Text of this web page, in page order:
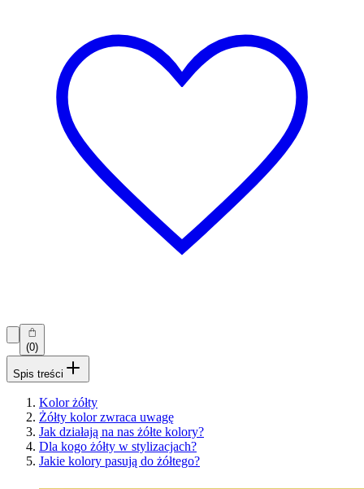
(0)
Spis treści
Kolor żółty
Żółty kolor zwraca uwagę
Jak działają na nas żółte kolory?
Dla kogo żółty w stylizacjach?
Jakie kolory pasują do żółtego?